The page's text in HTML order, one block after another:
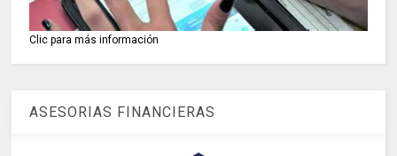
Clic para más información
ASESORIAS FINANCIERAS